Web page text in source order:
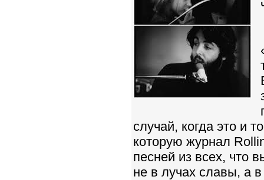
случай, когда это и
которую журнал
песней из всех, что
не в лучах славы, а